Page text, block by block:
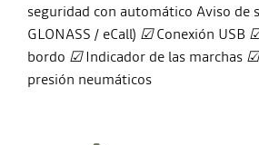
seguridad con automático Aviso de
GLONASS / eCall) ☑Conexión USB
bordo ☑Indicador de las marchas ☑
presión neumáticos